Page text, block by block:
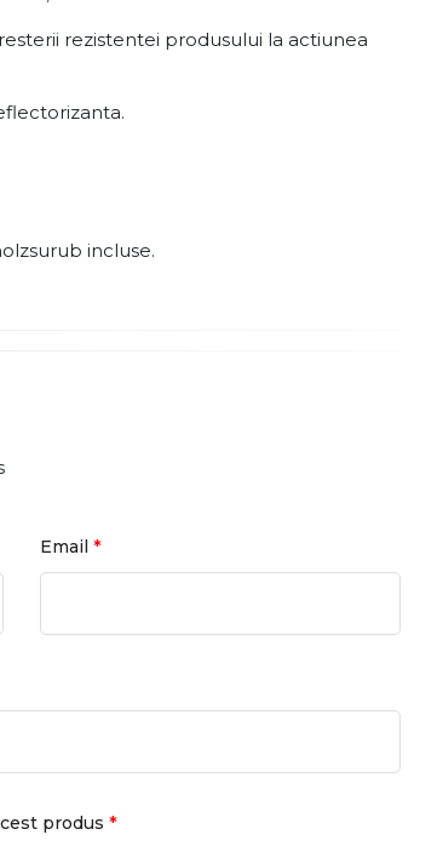
rezistentei produsului la actiunea
incluse.
Email *
produs *